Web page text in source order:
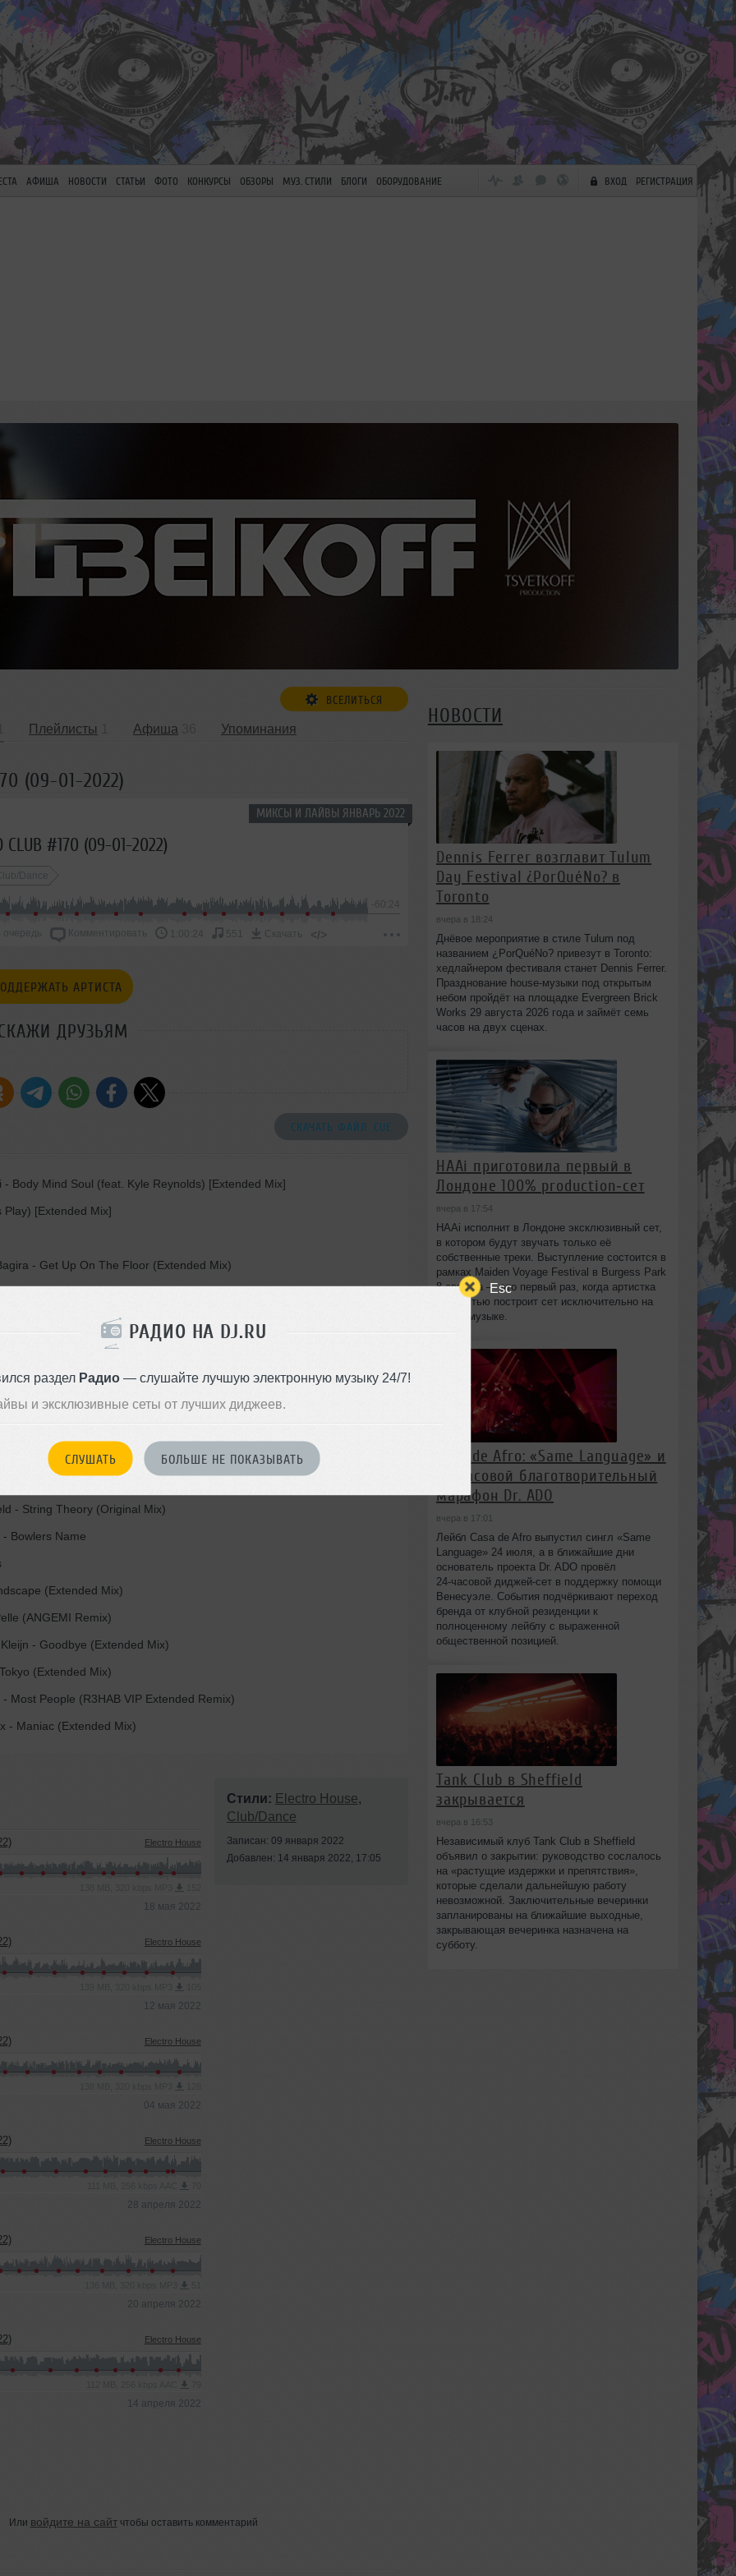
Esc
РАДИО НА DJ.RU
раздел Радио— слушайте лучшую электронную музыку 24/7!
и эксклюзивные сеты от лучших диджеев.
СЛУШАТЬ БОЛЬШЕ НЕ ПОКАЗЫВАТЬ
АФИША НОВОСТИ СТАТЬИ ФОТО КОНКУРСЫ ОБЗОРЫ МУЗ. СТИЛИ БЛОГИ ОБОРУДОВАНИЕ ВХОД РЕГИСТРАЦИЯ
ВСЕЛИТЬСЯ
Плейлисты Афиша Упоминания
(09-01-2022)
МИКСЫ И ЛАЙВЫ ЯНВАРЬ 2022
CLUB #170 (09-01-2022)
Dance
-60:24
В очередь Комментировать 1:00:24 551 Скачать </>
АРТИСТА
ДРУЗЬЯМ
СКАЧАТЬ ФАЙЛ .CUE
Body Mind Soul (feat. Kyle Reynolds) [Extended Mix]
[Extended Mix]
- Get Up On The Floor (Extended Mix)
Down (KYANU Extended Remix)
Extended Remix)
- Red Light, Green Light (Club Mix)
- 100GANG
- Insomnia (Extended Rework)
- String Theory (Original Mix)
Bowlers Name
(Extended Mix)
(ANGEMI Remix)
- Goodbye (Extended Mix)
(Extended Mix)
Most People (R3HAB VIP Extended Remix)
- Maniac (Extended Mix)
Electro House
18 мая 2022
Electro House
12 мая 2022
Electro House
04 мая 2022
Electro House
28 апреля 2022
Electro House
20 апреля 2022
Electro House
14 апреля 2022
Стили: Electro House,
Club/Dance
Записан: 09 января 2022
Добавлен: 14 января 2022, 17:05
Или войдите на сайтчтобы оставить комментарий
НОВОСТИ
Dennis Ferrer возглавит Tulum
Day Festival ¿PorQuéNo? в
Toronto
вчера в 18:24
Днёвое мероприятие в стиле Tulum под
названием ¿PorQuéNo? привезут в Toronto:
хедлайнером фестиваля станет Dennis Ferrer.
Празднование house-музыки под открытым
небом пройдёт на площадке Evergreen Brick
Works 29 августа 2026 года и займёт семь
часов на двух сценах.
HAAi приготовила первый в
Лондоне 100% production‑сет
вчера в 17:54
HAAi исполнит в Лондоне эксклюзивный сет,
в котором будут звучать только её
собственные треки. Выступление состоится в
рамках Maiden Voyage Festival в Burgess Park
8 августа — это первый раз, когда артистка
полностью построит сет исключительно на
своей музыке.
Casa de Afro: «Same Language» и
24‑часовой благотворительный
марафон Dr. ADO
вчера в 17:01
Лейбл Casa de Afro выпустил сингл «Same
Language» 24 июля, а в ближайшие дни
основатель проекта Dr. ADO провёл
24‑часовой диджей‑сет в поддержку помощи
Венесуэле. События подчёркивают переход
бренда от клубной резиденции к
полноценному лейблу с выраженной
общественной позицией.
Tank Club в Sheffield
закрывается
вчера в 16:53
Независимый клуб Tank Club в Sheffield
объявил о закрытии: руководство сослалось
на «растущие издержки и препятствия»,
которые сделали дальнейшую работу
невозможной. Заключительные вечеринки
запланированы на ближайшие выходные,
закрывающая вечеринка назначена на
субботу.